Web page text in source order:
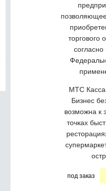
торгового
МТС
Бизнес
возможна к
точках
под заказ